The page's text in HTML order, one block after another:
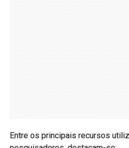
Entre os principais recursos